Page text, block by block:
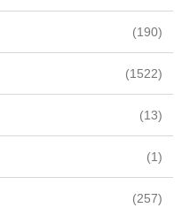
(190)
(1522)
(13)
(1)
(257)